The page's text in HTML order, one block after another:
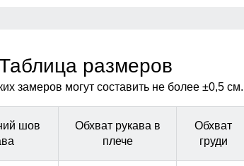
размеров
замеров могут составить не более ±0,5
шов
Обхват рукава в
плече
Обхват
груди